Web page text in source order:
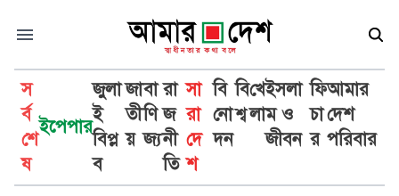
স
র্ব
শে
ষ
ইপেপার
জুলা
ই
বিপ্ল
ব
জা
তী
য়
বা
ণি
জ্য
রা
জ
নী
তি
সা
রা
দে
শ
বি
নো
দন
বি
শ্ব
খে
লা
ইসলা
ম ও
জীবন
ফি
চা
র
আমার
দেশ
পরিবার